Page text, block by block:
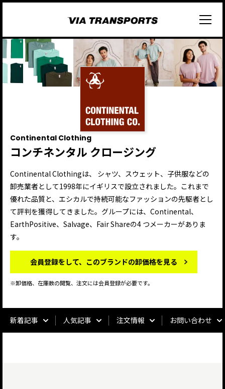
Continental Clothing
コンチネンタル クロージング
Continental Clothingは、 シャツ、スウェット、子供服などの
卸売業者として1998年にイギリスで設立されました。これまで
優れた品質と、エシカルで持続可能なファッションの先駆者とし
て評判を獲得してきました。グループには、Continental、
EarthPositive、Salvage、Fair Shareの4 つメーカーがありま
す。
会員登録をして、このブランドの卸価格を見る
※卸価格、在庫数の閲覧、注文には会員登録が必要です。
新着記事 人気記事 注文情報 お問い合わせ